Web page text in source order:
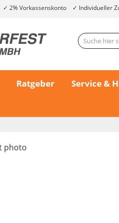
2% Vorkassenskonto Individueller
Ratgeber Service &